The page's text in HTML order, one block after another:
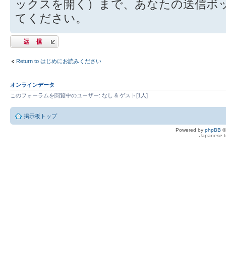
ックスを開く）まで、あなたの送信ボ
てください。
返信する
Return to はじめにお読みください
オンラインデータ
このフォーラムを閲覧中のユーザー: なし & ゲスト[1人]
掲示板トップ
Powered by phpBB
Japanese